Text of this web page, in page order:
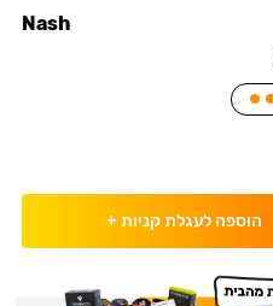
Nash
הוספה לעגלת קניות +